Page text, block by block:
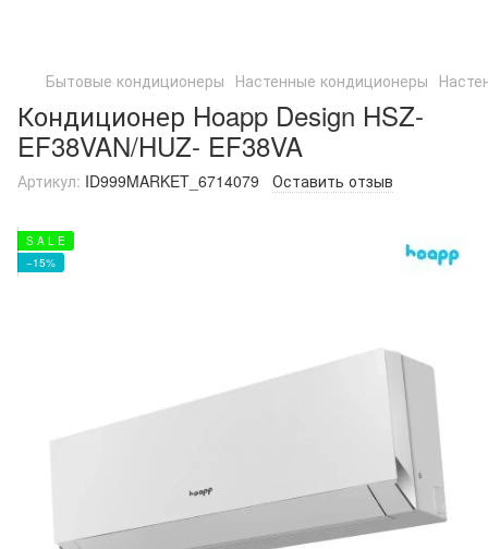
Бытовые кондиционеры Настенные кондиционеры
Кондиционер Hoapp Design HSZ-
EF38VAN/HUZ- EF38VA
Артикул: ID999MARKET_6714079 Оставить отзыв
S A L E
−15%